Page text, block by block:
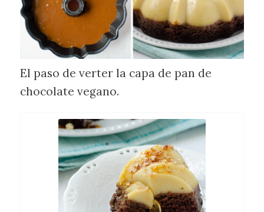
El paso de verter la capa de pan de
chocolate vegano.